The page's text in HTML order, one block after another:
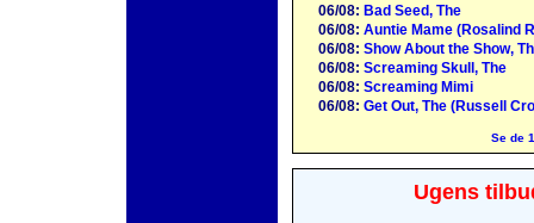
06/08: Bad Seed, The
06/08: Auntie Mame (Rosalind
06/08: Show About the Show,
06/08: Screaming Skull, The
06/08: Screaming Mimi
06/08: Get Out, The (Russell
Se de
Ugens